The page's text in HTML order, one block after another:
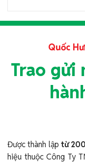
Quốc
Trao gửi
Được thành lậptừ
hiệu thuộc Công Ty